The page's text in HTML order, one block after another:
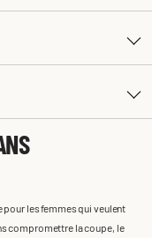
pour les femmes qui veulent
compromettre la coupe, le